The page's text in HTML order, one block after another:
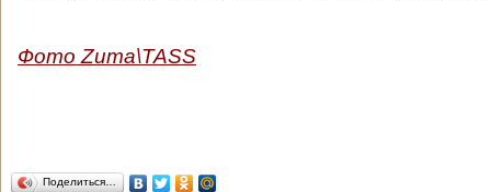
Фото Zuma\TASS
Поделиться…